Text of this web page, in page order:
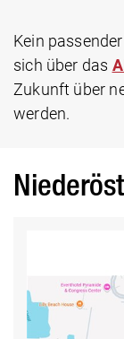
Kein
sich über das
Zukunft über
werden.